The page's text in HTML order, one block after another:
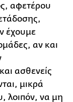
αφετέρου
έχουμε
αν και
ασθενείς
μικρά
λοιπόν, να μη